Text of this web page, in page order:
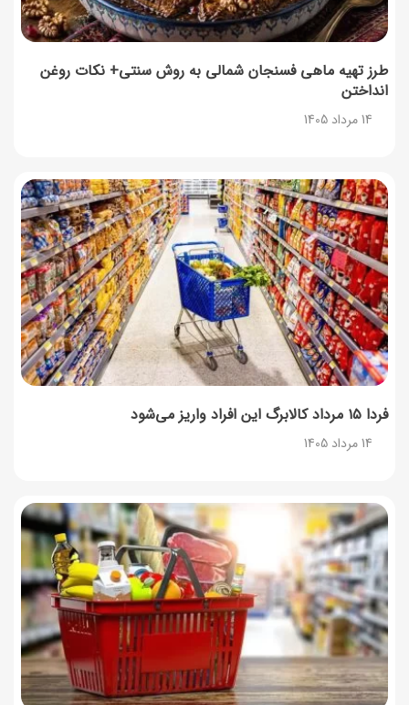
طرز تهیه ماهی فسنجان شمالی به روش سنتی+ نکات روغن
انداختن
14 مرداد 1405
فردا ۱۵ مرداد کالابرگ این افراد واریز می‌شود
14 مرداد 1405
طرز تهیه حلوای بحرینی؛ دسر سنتی خاورمیانه‌ای
13 مرداد 1405
همه‌چیز درباره خواص چای سبز، میزان مصرف و عوارض آن
12 مرداد 1405
طرز تهیه مافین آلبالو با بافت نرم و اسفنجی
12 مرداد 1405